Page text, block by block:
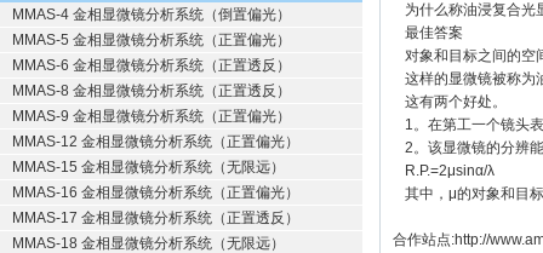
MMAS-4 金相显微镜分析系统（倒置偏光）
MMAS-5 金相显微镜分析系统（正置偏光）
MMAS-6 金相显微镜分析系统（正置透反）
MMAS-8 金相显微镜分析系统（正置透反）
MMAS-9 金相显微镜分析系统（正置偏光）
MMAS-12 金相显微镜分析系统（正置偏光）
MMAS-15 金相显微镜分析系统（无限远）
MMAS-16 金相显微镜分析系统（正置偏光）
MMAS-17 金相显微镜分析系统（正置透反）
MMAS-18 金相显微镜分析系统（无限远）
为什么称油浸复合光
最佳答案
对象和目标之间的空
这样的显微镜被称为
这有两个好处。
1。在第工一个镜头
2。该显微镜的分辨
R.P.=2μsinα/λ
其中，μ的对象和目
合作站点:http://